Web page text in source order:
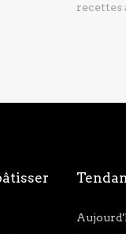
recettes